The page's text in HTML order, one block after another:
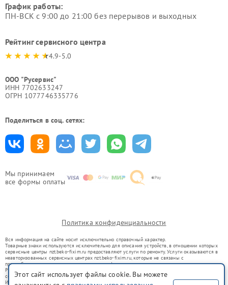
Мы принимаем
все формы оплаты
График работы:
ПН-ВСК с 9:00 до 21:00 без перерывов и выходных
Рейтинг сервисного центра
4.9-5.0
ООО "Русервис"
ИНН 7702633247
ОГРН 1077746335776
Поделиться в соц. сетях:
Политика конфиденциальности
Вся информация на сайте носит исключительно справочный характер.
Товарные знаки используются исключительно для описания устройств, в отношении которых
сервисные центры nzt.beko-fixim.ru предоставляют услуги по ремонту. Услуги оказываются в
неавторизованных сервисных центрах nzt.beko-fixim.ru, которые не связаны с
правообладателями товарных знаков или их официальными представителями.
Ремонт осуществляется для устройств, уже введенных в гражданский оборот в соответствии
со статьей 1487 ГК РФ.
Использование товарных знаков не преследует цели индивидуализации услуг или введения
Этот сайт использует файлы cookie. Вы можете